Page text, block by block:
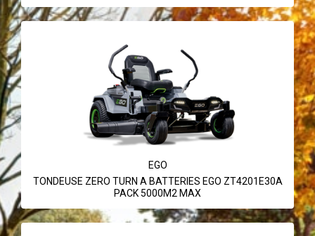
EGO
TONDEUSE ZERO TURN A BATTERIES EGO ZT4201E30A
PACK 5000M2 MAX